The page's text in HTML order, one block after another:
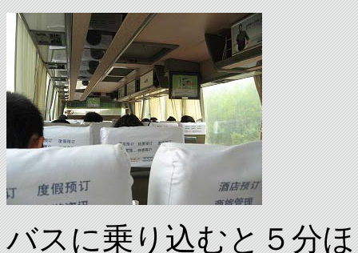
バスに乗り込むと５分